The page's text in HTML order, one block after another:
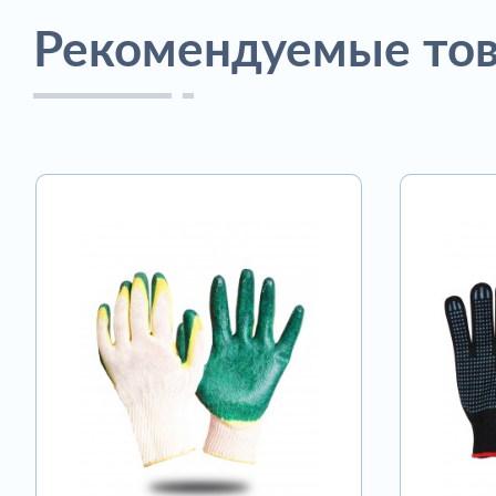
Рекомендуемые